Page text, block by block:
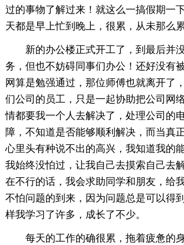
过的事物了解过来！就这么一搞假期一
天都是早上忙到晚上，很累，从未那么累
新的办公楼正式开工了，到最后并
务，但也不妨碍同事们办公！还好没有
网算是勉强通过，那位师傅也就离开了
们公司的员工，只是一起协助把公司网
情都要我一个人去解决了，处理公司的
障，不知道是否能够顺利解决，而当真
心里头有种说不出的高兴，我知道我的
我始终没怕过，让我自己去摸索自己去
在不行的话，我会求助同学和朋友，给
不怕问题的到来，因为问题总是可以得
样我学习了许多，成长了不少。
每天的工作的确很累，拖着疲惫的